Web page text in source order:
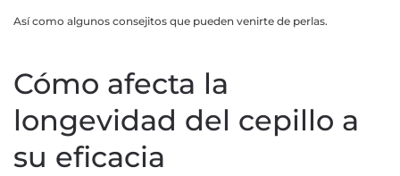
Así como algunos consejitos que pueden venirte de perlas.
Cómo afecta la
longevidad del cepillo a
su eficacia